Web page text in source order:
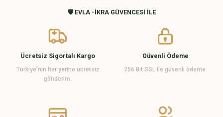
🛡️ EVLA -İKRA GÜVENCESİ İLE
Ücretsiz Sigortalı Kargo
Türkiye’nin her yerine ücretsiz
gönderim.
Güvenli Ödeme
256 Bit SSL ile güvenli ödeme.